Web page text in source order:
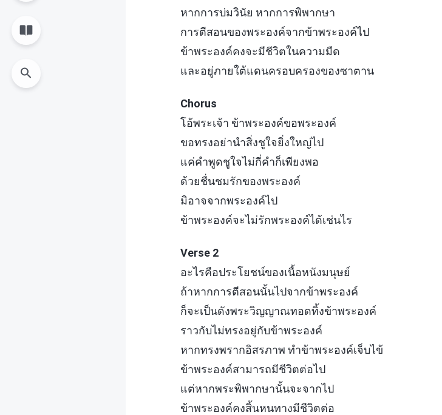
หากการบ่มวินัย หากการพิพากษา
การตีสอนของพระองค์จากข้าพระองค์ไป
ข้าพระองค์คงจะมีชีวิตในความมืด
และอยู่ภายใต้แดนครอบครองของซาตาน
Chorus
โอ้พระเจ้า ข้าพระองค์ขอพระองค์
ขอทรงอย่านำสิ่งชูใจยิ่งใหญ่ไป
แค่คำพูดชูใจไม่กี่คำก็เพียงพอ
ด้วยชื่นชมรักของพระองค์
มิอาจจากพระองค์ไป
ข้าพระองค์จะไม่รักพระองค์ได้เช่นไร
Verse 2
อะไรคือประโยชน์ของเนื้อหนังมนุษย์
ถ้าหากการตีสอนนั้นไปจากข้าพระองค์
ก็จะเป็นดังพระวิญญาณทอดทิ้งข้าพระองค์
ราวกับไม่ทรงอยู่กับข้าพระองค์
หากทรงพรากอิสรภาพ ทำข้าพระองค์เจ็บไข้
ข้าพระองค์สามารถมีชีวิตต่อไป
แต่หากพระพิพากษานั้นจะจากไป
ข้าพระองค์คงสิ้นหนทางมีชีวิตต่อ